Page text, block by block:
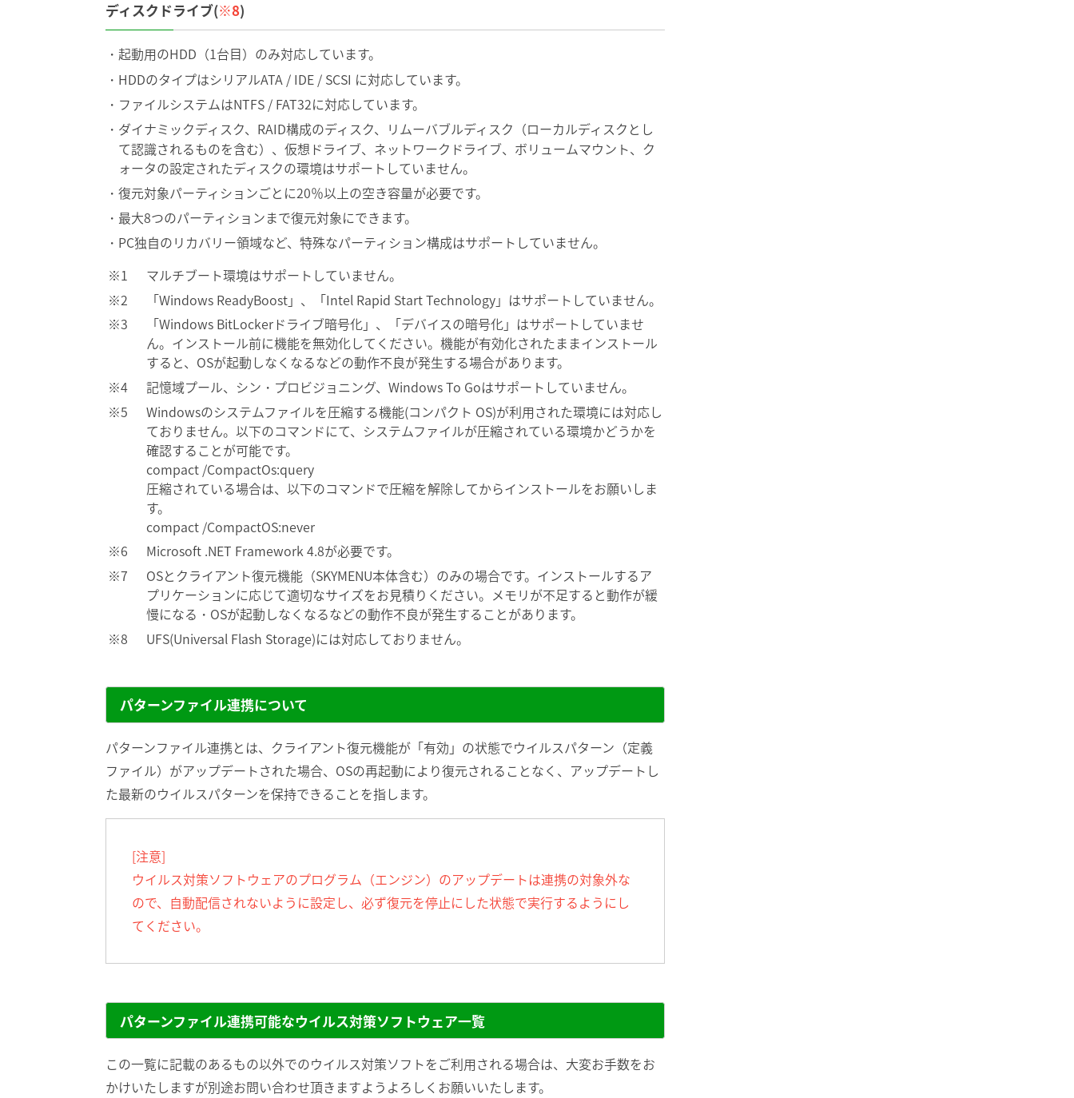
ディスクドライブ(※8)
起動用のHDD（1台目）のみ対応しています。
HDDのタイプはシリアルATA / IDE / SCSI に対応しています。
ファイルシステムはNTFS / FAT32に対応しています。
ダイナミックディスク、RAID構成のディスク、リムーバブルディスク（ローカルディスクとし
て認識されるものを含む）、仮想ドライブ、ネットワークドライブ、ボリュームマウント、ク
ォータの設定されたディスクの環境はサポートしていません。
復元対象パーティションごとに20％以上の空き容量が必要です。
最大8つのパーティションまで復元対象にできます。
PC独自のリカバリー領域など、特殊なパーティション構成はサポートしていません。
マルチブート環境はサポートしていません。
「Windows ReadyBoost」、「Intel Rapid Start Technology」はサポートしていません。
「Windows BitLockerドライブ暗号化」、「デバイスの暗号化」はサポートしていませ
ん。インストール前に機能を無効化してください。機能が有効化されたままインストール
すると、OSが起動しなくなるなどの動作不良が発生する場合があります。
記憶域プール、シン・プロビジョニング、Windows To Goはサポートしていません。
Windowsのシステムファイルを圧縮する機能(コンパクト OS)が利用された環境には対応し
ておりません。以下のコマンドにて、システムファイルが圧縮されている環境かどうかを
確認することが可能です。
compact /CompactOs:query
圧縮されている場合は、以下のコマンドで圧縮を解除してからインストールをお願いしま
す。
compact /CompactOS:never
Microsoft .NET Framework 4.8が必要です。
OSとクライアント復元機能（SKYMENU本体含む）のみの場合です。インストールするア
プリケーションに応じて適切なサイズをお見積りください。メモリが不足すると動作が緩
慢になる・OSが起動しなくなるなどの動作不良が発生することがあります。
UFS(Universal Flash Storage)には対応しておりません。
パターンファイル連携について
パターンファイル連携とは、クライアント復元機能が「有効」の状態でウイルスパターン（定義
ファイル）がアップデートされた場合、OSの再起動により復元されることなく、アップデートし
た最新のウイルスパターンを保持できることを指します。
[注意]
ウイルス対策ソフトウェアのプログラム（エンジン）のアップデートは連携の対象外な
ので、自動配信されないように設定し、必ず復元を停止にした状態で実行するようにし
てください。
パターンファイル連携可能なウイルス対策ソフトウェア一覧
この一覧に記載のあるもの以外でのウイルス対策ソフトをご利用される場合は、大変お手数をお
かけいたしますが別途お問い合わせ頂きますようよろしくお願いいたします。